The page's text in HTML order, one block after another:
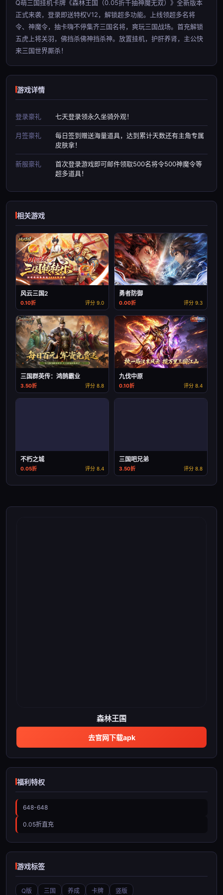
Q萌三国挂机卡牌《森林王国（0.05折千抽神魔无双）》全新版本
正式来袭，登录即送特权V12，解锁超多功能。上线领超多名将
令、神魔令，抽卡嗨不停集齐三国名将，爽玩三国战场。首充解锁
五虎上将关羽，佛挡杀佛神挡杀神。放置挂机，护肝养肾，主公快
来三国世界厮杀！
游戏详情
登录豪礼 七天登录领永久坐骑外观！
月签豪礼
每日签到赠送海量道具，达到累计天数还有主角专属
皮肤拿！
新服豪礼
首次登录游戏即可邮件领取500名将令500神魔令等
超多道具！
相关游戏
风云三国2
0.10折 评分 9.0
勇者防御
0.00折 评分 9.3
三国群英传：鸿鹄霸业
3.50折 评分 8.8
九伐中原
0.10折 评分 8.4
不朽之城
0.05折 评分 8.4
三国吧兄弟
3.50折 评分 8.8
森林王国
去官网下载apk
福利特权
648-648
0.05折直充
游戏标签
Q版 三国 养成 卡牌 竖版